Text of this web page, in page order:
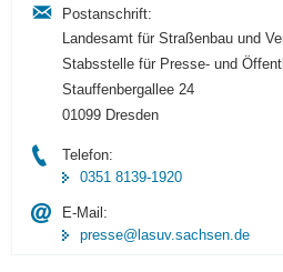
Postanschrift:
Landesamt für Straßenbau und
Stabsstelle für Presse- und
Stauffenbergallee 24
01099 Dresden
Telefon:
0351 8139-1920
E-Mail:
presse@lasuv.sachsen.de